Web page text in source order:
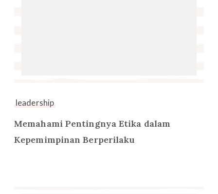
leadership
Memahami Pentingnya Etika dalam
Kepemimpinan Berperilaku